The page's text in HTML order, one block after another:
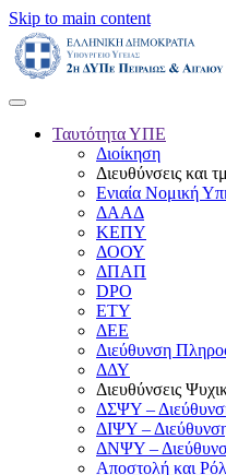
Skip to main content
Ταυτότητα ΥΠΕ
Διοίκηση
Διευθύνσεις και
Ενιαία Νομική
ΔΑΑΔ
ΚΕΠΥ
ΔΟΟΥ
ΔΠΑΠ
DPO
ΕΤΥ
ΔΕΕ
Διεύθυνση
ΔΔΥ
Διευθύνσεις
ΔΣΨΥ –
ΔΙΨΥ – Διεύθυνση
ΔΝΨΥ –
Αποστολή και